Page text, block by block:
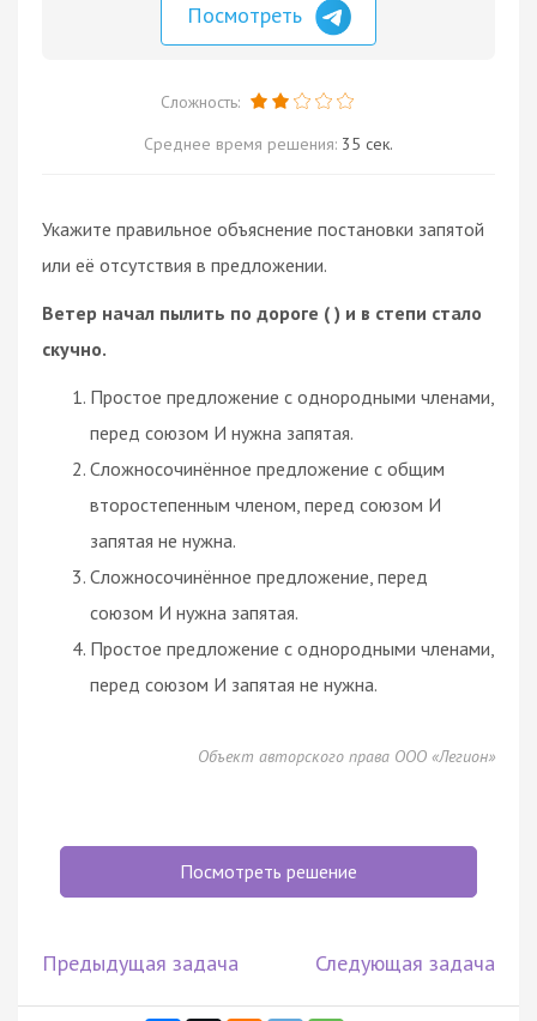
Посмотреть
Сложность:
Среднее время решения: 35 сек.
Укажите правильное объяснение постановки запятой
или её отсутствия в предложении.
Ветер начал пылить по дороге ( ) и в степи стало
скучно.
Простое предложение с однородными членами,
перед союзом И нужна запятая.
Сложносочинённое предложение с общим
второстепенным членом, перед союзом И
запятая не нужна.
Сложносочинённое предложение, перед
союзом И нужна запятая.
Простое предложение с однородными членами,
перед союзом И запятая не нужна.
Объект авторского права ООО «Легион»
Посмотреть решение
Предыдущая задача Следующая задача